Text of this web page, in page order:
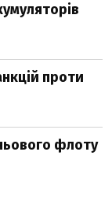
проти
флоту